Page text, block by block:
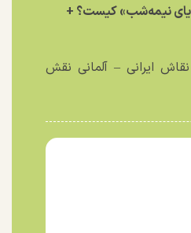
نیمه‌شب» کیست؟ +
نقاش ایرانی – آلمانی نقش